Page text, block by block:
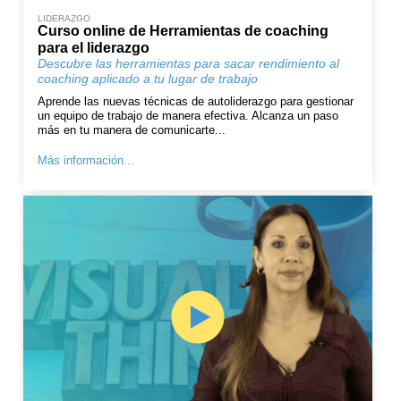
LIDERAZGO
Curso online de Herramientas de coaching
para el liderazgo
Descubre las herramientas para sacar rendimiento al
coaching aplicado a tu lugar de trabajo
Aprende las nuevas técnicas de autoliderazgo para gestionar
un equipo de trabajo de manera efectiva. Alcanza un paso
más en tu manera de comunicarte...
Más información...